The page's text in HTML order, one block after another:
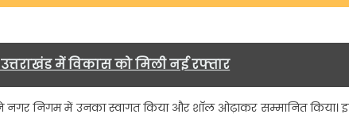
में विकास को मिली नई रफ्तार
नगर निगम में उनका स्वागत किया और शाॅल ओढ़ाकर सम्मानित किया।